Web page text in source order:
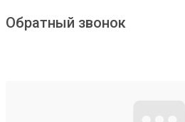
Обратный звонок